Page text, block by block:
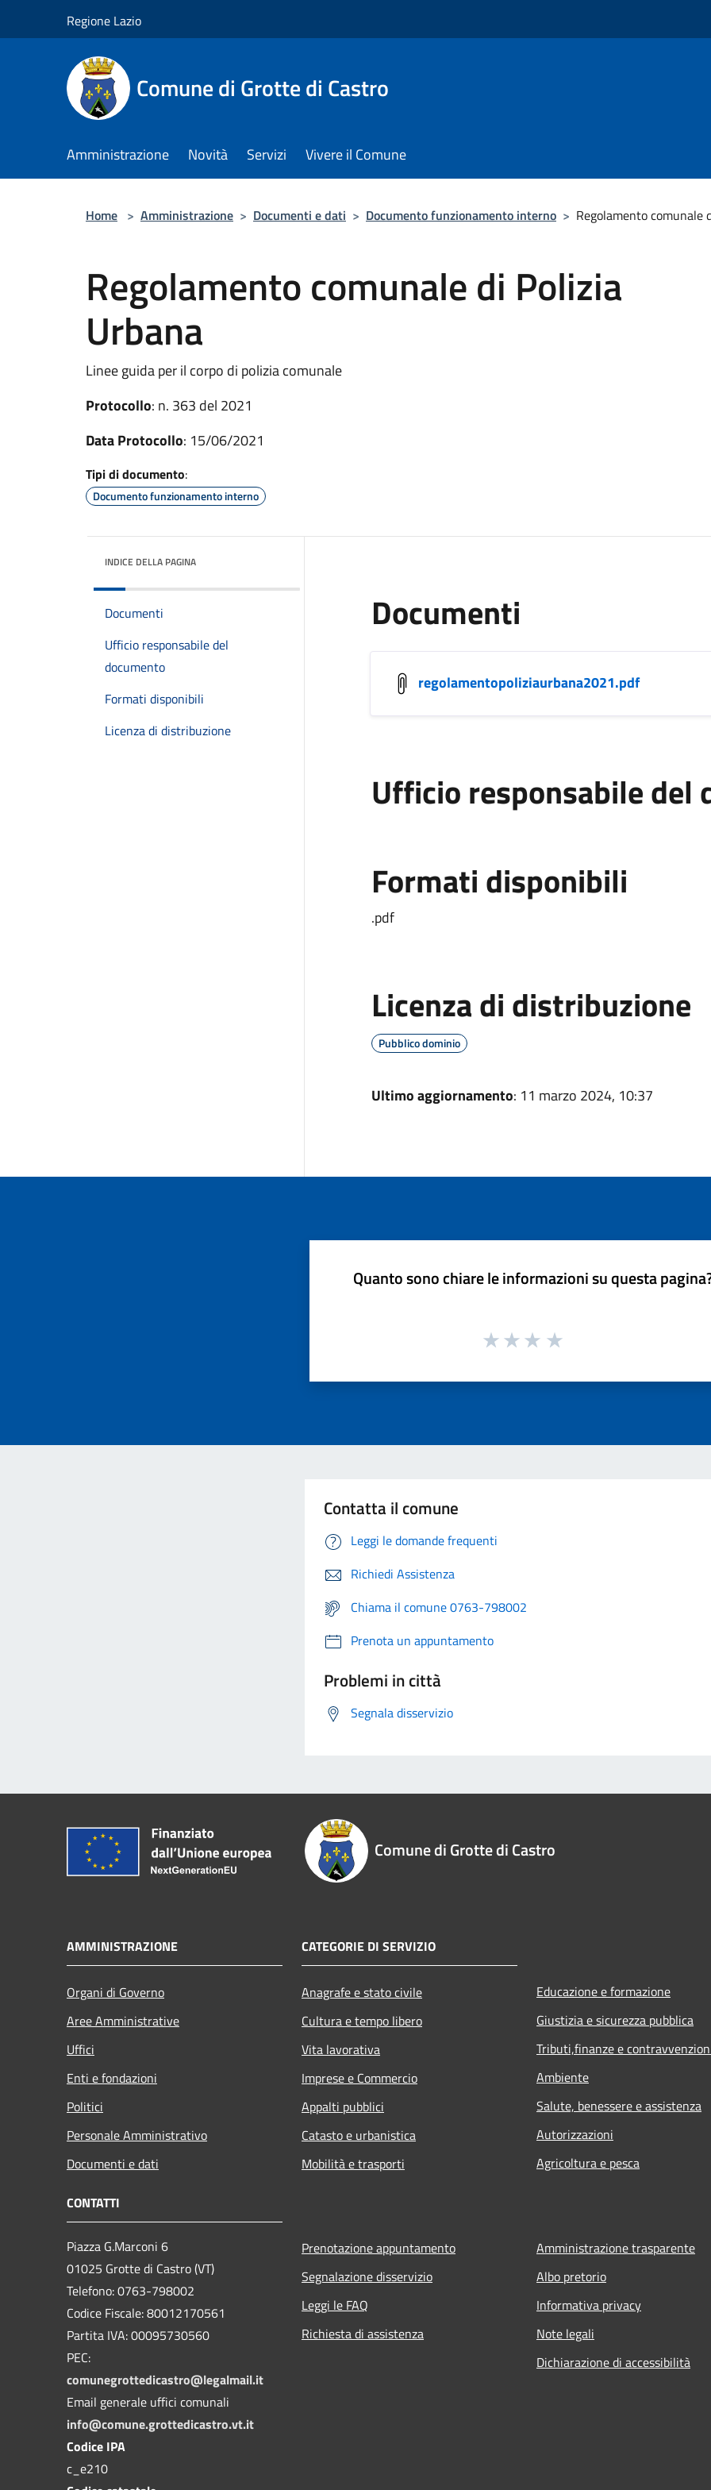
Regione Lazio
Comune di Grotte di Castro
Amministrazione Novità Servizi Vivere il Comune
Home > Amministrazione > Documenti e dati > Documento funzionamento interno > Regolamento comunale
Regolamento comunale di Polizia
Urbana
Linee guida per il corpo di polizia comunale
Protocollo: n. 363 del 2021
Data Protocollo: 15/06/2021
Tipi di documento:
Documento funzionamento interno
INDICE DELLA PAGINA
Documenti
Ufficio responsabile del
documento
Formati disponibili
Licenza di distribuzione
Documenti
regolamentopoliziaurbana2021.pdf
Ufficio responsabile del
Formati disponibili
.pdf
Licenza di distribuzione
Pubblico dominio
Ultimo aggiornamento: 11 marzo 2024, 10:37
Quanto sono chiare le informazioni su questa
Contatta il comune
Leggi le domande frequenti
Richiedi Assistenza
Chiama il comune 0763-798002
Prenota un appuntamento
Problemi in città
Segnala disservizio
Comune di Grotte di Castro
AMMINISTRAZIONE
Organi di Governo
Aree Amministrative
Uffici
Enti e fondazioni
Politici
Personale Amministrativo
Documenti e dati
CATEGORIE DI SERVIZIO
Anagrafe e stato civile
Cultura e tempo libero
Vita lavorativa
Imprese e Commercio
Appalti pubblici
Catasto e urbanistica
Mobilità e trasporti
Educazione e formazione
Giustizia e sicurezza pubblica
Tributi,finanze e
Ambiente
Salute, benessere e assistenza
Autorizzazioni
Agricoltura e pesca
CONTATTI
Piazza G.Marconi 6
01025 Grotte di Castro (VT)
Telefono: 0763-798002
Codice Fiscale: 80012170561
Partita IVA: 00095730560
PEC:
comunegrottedicastro@legalmail.it
Email generale uffici comunali
info@comune.grottedicastro.vt.it
Codice IPA
c_e210
Prenotazione appuntamento
Segnalazione disservizio
Leggi le FAQ
Richiesta di assistenza
Amministrazione trasparente
Albo pretorio
Informativa privacy
Note legali
Dichiarazione di accessibilità